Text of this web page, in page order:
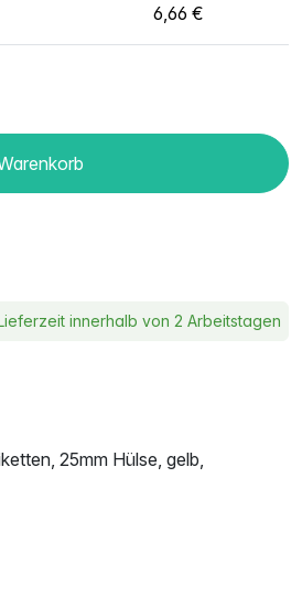
6,66 €
innerhalb von 2 Arbeitstagen
25mm Hülse, gelb,